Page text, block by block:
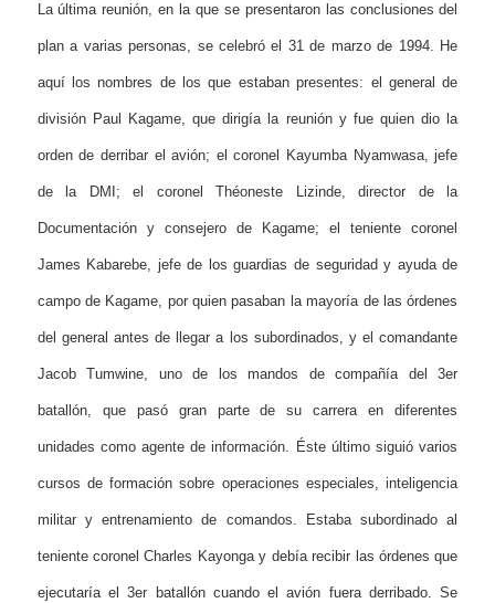
La última reunión, en la que se presentaron las conclusiones del
plan a varias personas, se celebró el 31 de marzo de 1994. He
aquí los nombres de los que estaban presentes: el general de
división Paul Kagame, que dirigía la reunión y fue quien dio la
orden de derribar el avión; el coronel Kayumba Nyamwasa, jefe
de la DMI; el coronel Théoneste Lizinde, director de la
Documentación y consejero de Kagame; el teniente coronel
James Kabarebe, jefe de los guardias de seguridad y ayuda de
campo de Kagame, por quien pasaban la mayoría de las órdenes
del general antes de llegar a los subordinados, y el comandante
Jacob Tumwine, uno de los mandos de compañía del 3er
batallón, que pasó gran parte de su carrera en diferentes
unidades como agente de información. Éste último siguió varios
cursos de formación sobre operaciones especiales, inteligencia
militar y entrenamiento de comandos. Estaba subordinado al
teniente coronel Charles Kayonga y debía recibir las órdenes que
ejecutaría el 3er batallón cuando el avión fuera derribado. Se